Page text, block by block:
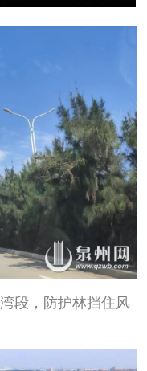
段，防护林挡住风